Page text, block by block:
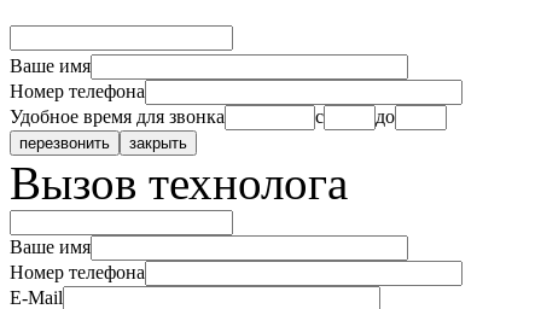
Ваше имя
Номер телефона
Удобное время для звонка
с до
Вызов технолога
Ваше имя
Номер телефона
E-Mail